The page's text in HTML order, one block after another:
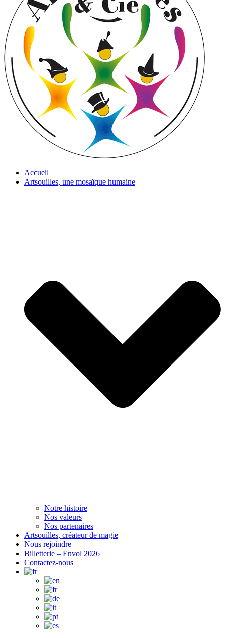
Accueil
Artsouilles, une mosaïque humaine
Notre histoire
Nos valeurs
Nos partenaires
Artsouilles, créateur de magie
Nous rejoindre
Billetterie – Envol 2026
Contactez-nous